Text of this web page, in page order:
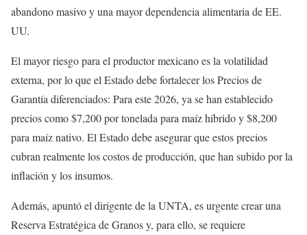
abandono masivo y una mayor dependencia alimentaria de EE.
UU.
El mayor riesgo para el productor mexicano es la volatilidad
externa, por lo que el Estado debe fortalecer los Precios de
Garantía diferenciados: Para este 2026, ya se han establecido
precios como $7,200 por tonelada para maíz híbrido y $8,200
para maíz nativo. El Estado debe asegurar que estos precios
cubran realmente los costos de producción, que han subido por la
inflación y los insumos.
Además, apuntó el dirigente de la UNTA, es urgente crear una
Reserva Estratégica de Granos y, para ello, se requiere